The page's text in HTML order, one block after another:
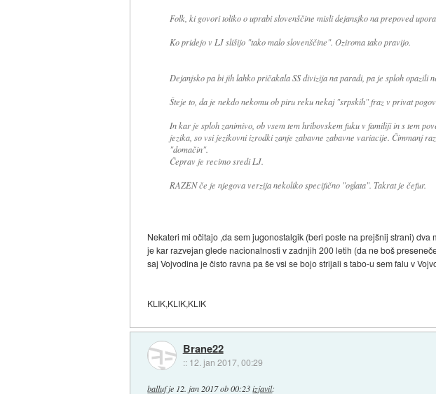
Folk, ki govori toliko o uprabi slovenščine misli dejansjko na prepoved
Ko pridejo v LJ slišijo "tako malo slovenščine". Oziroma tako pravijo.
Dejanjsko pa bi jih lahko pričakala SS divizija na paradi, pa je sploh opazili
Šteje to, da je nekdo nekomu ob piru reku nekaj "srpskih" fraz v privat
In kar je sploh zanimivo, ob vsem tem hribovskem fuku v familiji in s tem
jezika, so vsi jezikovni izrodki zanje zabavne zabavne variacije. Čimmanj
"domačin".
Čeprav je recimo sredi LJ.
RAZEN če je njegova verzija nekoliko specifično "oglata". Takrat je čefur.
Nekateri mi očitajo ,da sem jugonostalgik (beri poste na prejšnij strani) dva
je kar razvejan glede nacionalnosti v zadnjih 200 letih (da ne boš
saj Vojvodina je čisto ravna pa še vsi se bojo strijali s tabo-u sem falu v
KLIK,KLIK,KLIK
Brane22
:: 12. jan 2017, 00:29
ballufje 12. jan 2017 ob 00:23 izjavil: